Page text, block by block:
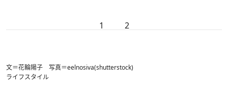
1 2
文＝花輪陽子 写真＝eelnosiva(shutterstock)
ライフスタイル